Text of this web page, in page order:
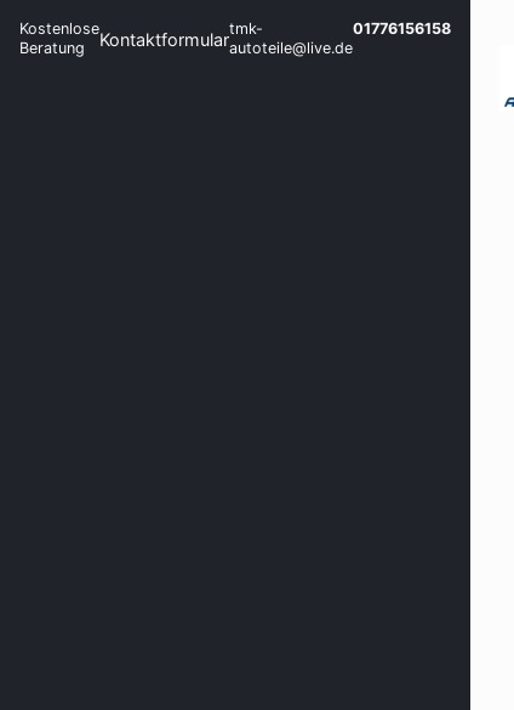
Kostenlose
Beratung
Kontaktformulartmk-
autoteile@live.de
01776156158